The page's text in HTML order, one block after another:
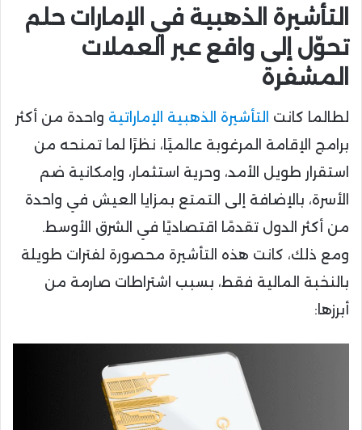
التأشيرة الذهبية في الإمارات حلم
تحوّل إلى واقع عبر العملات
المشفرة
لطالما كانت التأشيرة الذهبية الإماراتية واحدة من أكثر
برامج الإقامة المرغوبة عالميًا، نظرًا لما تمنحه من
استقرار طويل الأمد، وحرية استثمار، وإمكانية ضم
الأسرة، بالإضافة إلى التمتع بمزايا العيش في واحدة
من أكثر الدول تقدمًا اقتصاديًا في الشرق الأوسط.
ومع ذلك، كانت هذه التأشيرة محصورة لفترات طويلة
بالنخبة المالية فقط، بسبب اشتراطات صارمة من
أبرزها: